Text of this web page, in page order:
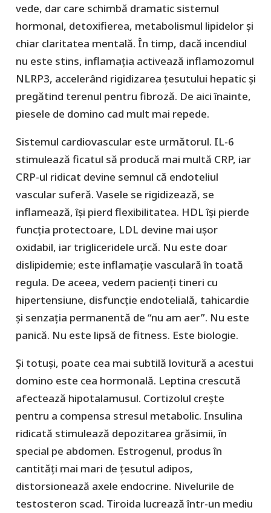
vede, dar care schimbă dramatic sistemul
hormonal, detoxifierea, metabolismul lipidelor și
chiar claritatea mentală. În timp, dacă incendiul
nu este stins, inflamația activează inflamozomul
NLRP3, accelerând rigidizarea țesutului hepatic și
pregătind terenul pentru fibroză. De aici înainte,
piesele de domino cad mult mai repede.
Sistemul cardiovascular este următorul. IL-6
stimulează ficatul să producă mai multă CRP, iar
CRP-ul ridicat devine semnul că endoteliul
vascular suferă. Vasele se rigidizează, se
inflamează, își pierd flexibilitatea. HDL își pierde
funcția protectoare, LDL devine mai ușor
oxidabil, iar trigliceridele urcă. Nu este doar
dislipidemie; este inflamație vasculară în toată
regula. De aceea, vedem pacienți tineri cu
hipertensiune, disfuncție endotelială, tahicardie
și senzația permanentă de “nu am aer”. Nu este
panică. Nu este lipsă de fitness. Este biologie.
Și totuși, poate cea mai subtilă lovitură a acestui
domino este cea hormonală. Leptina crescută
afectează hipotalamusul. Cortizolul crește
pentru a compensa stresul metabolic. Insulina
ridicată stimulează depozitarea grăsimii, în
special pe abdomen. Estrogenul, produs în
cantități mai mari de țesutul adipos,
distorsionează axele endocrine. Nivelurile de
testosteron scad. Tiroida lucrează într-un mediu